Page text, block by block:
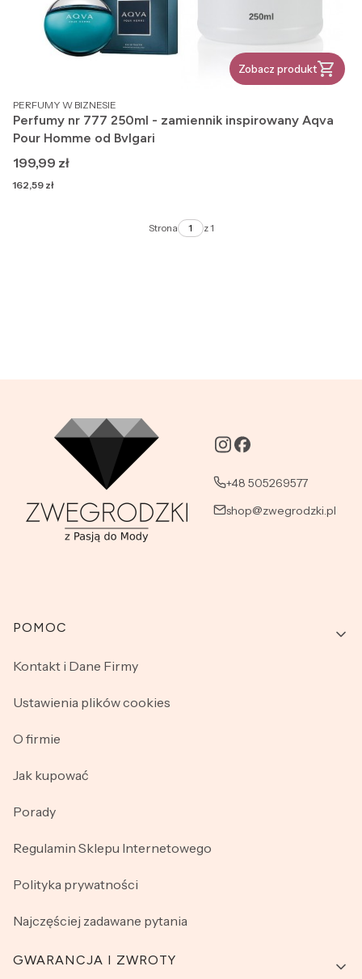
Zobacz produkt
PRODUCENT
PERFUMY W BIZNESIE
Perfumy nr 777 250ml - zamiennik inspirowany Aqva
Pour Homme od Bvlgari
Cena
199,99 zł
Cena
162,59 zł
Strona z 1
+48 505269577
shop@zwegrodzki.pl
Linki w stopce
POMOC
Kontakt i Dane Firmy
Ustawienia plików cookies
O firmie
Jak kupować
Porady
Regulamin Sklepu Internetowego
Polityka prywatności
Najczęściej zadawane pytania
GWARANCJA I ZWROTY